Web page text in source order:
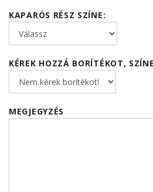
KAPARÓS RÉSZ SZÍNE:
KÉREK HOZZÁ BORÍTÉKOT,
MEGJEGYZÉS